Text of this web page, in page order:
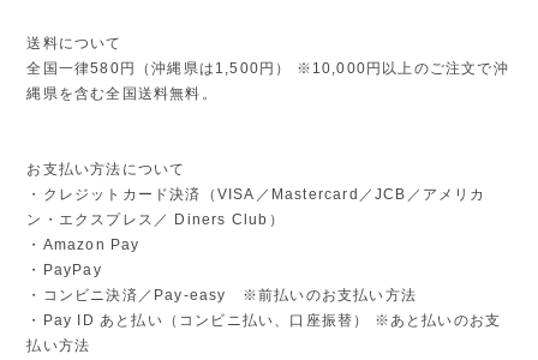
送料について
全国一律580円（沖縄県は1,500円） ※10,000円以上のご注文で沖
縄県を含む全国送料無料。
お支払い方法について
・クレジットカード決済（VISA／Mastercard／JCB／アメリカ
ン・エクスプレス／ Diners Club）
・Amazon Pay
・PayPay
・コンビニ決済／Pay-easy ※前払いのお支払い方法
・Pay ID あと払い（コンビニ払い、口座振替） ※あと払いのお支
払い方法